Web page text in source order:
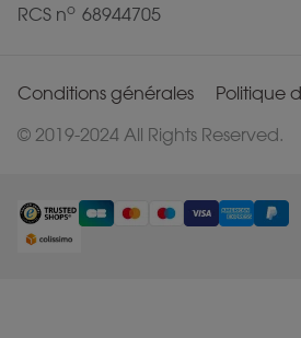
RCS no 68944705
© 2019-2024 All Rights Reserved.
Conditions générales Politique